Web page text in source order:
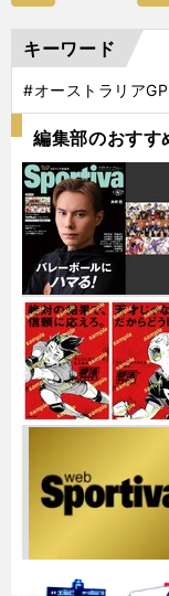
キーワード
#オーストラリアGP
編集部のおすす